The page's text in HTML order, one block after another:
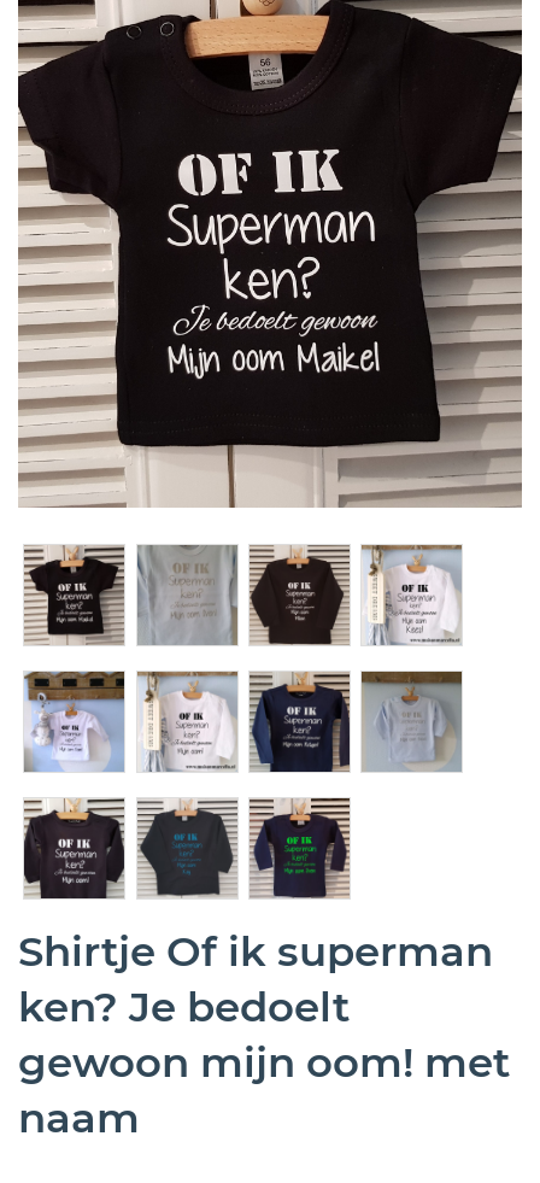
Shirtje Of ik superman
ken? Je bedoelt
gewoon mijn oom! met
naam